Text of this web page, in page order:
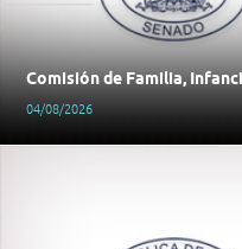
Comisión de Familia,
04/08/2026